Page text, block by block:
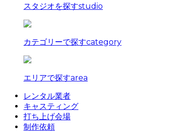
スタジオを探すstudio
カテゴリーで探すcategory
エリアで探すarea
レンタル業者
キャスティング
打ち上げ会場
制作依頼